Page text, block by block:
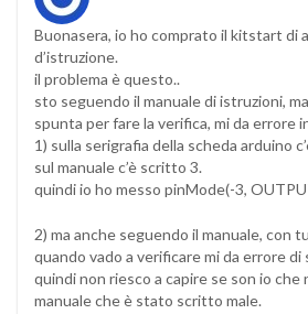
Buonasera, io ho comprato il kitstart di
d’istruzione.
il problema è questo..
sto seguendo il manuale di istruzioni,
spunta per fare la verifica, mi da errore
1) sulla serigrafia della scheda arduino
sul manuale c’è scritto 3.
quindi io ho messo pinMode(-3,
2) ma anche seguendo il manuale, con
quando vado a verificare mi da errore di
quindi non riesco a capire se son io che
manuale che è stato scritto male.